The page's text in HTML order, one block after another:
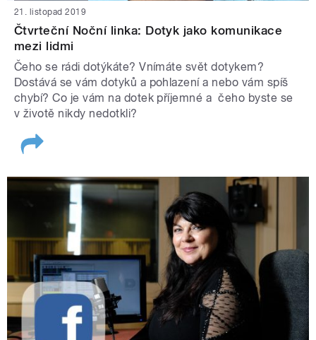
21. listopad 2019
Čtvrteční Noční linka: Dotyk jako komunikace
mezi lidmi
Čeho se rádi dotýkáte? Vnímáte svět dotykem?
Dostává se vám dotyků a pohlazení a nebo vám spíš
chybí? Co je vám na dotek příjemné a čeho byste se
v životě nikdy nedotkli?